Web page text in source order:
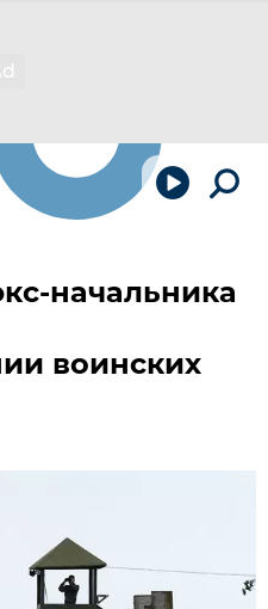
начальника
воинских